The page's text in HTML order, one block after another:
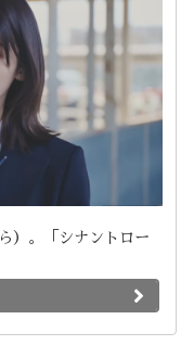
ら）。「シナントロー